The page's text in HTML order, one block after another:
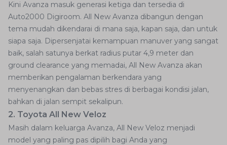
Kini Avanza masuk generasi ketiga dan tersedia di
Auto2000 Digiroom. All New Avanza dibangun dengan
tema mudah dikendarai di mana saja, kapan saja, dan untuk
siapa saja. Dipersenjatai kemampuan manuver yang sangat
baik, salah satunya berkat radius putar 4,9 meter dan
ground clearance yang memadai, All New Avanza akan
memberikan pengalaman berkendara yang
menyenangkan dan bebas stres di berbagai kondisi jalan,
bahkan di jalan sempit sekalipun.
2. Toyota All New Veloz
Masih dalam keluarga Avanza, All New Veloz menjadi
model yang paling pas dipilih bagi Anda yang